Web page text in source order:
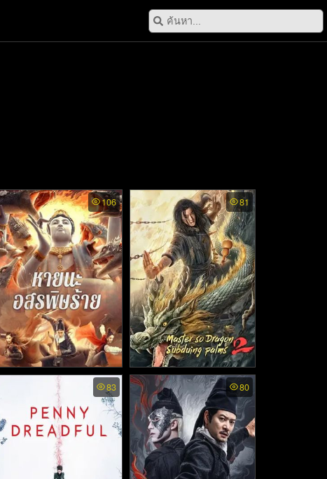
106
Special Police and Snake
Revenge - หายนะอสรพิษร้
าย (2026)
81
Master so Dragon Subdui
ng Palms - ซูช่าน 2 ฝ่ามือ
พิชิตมังกร (2026)
83 80